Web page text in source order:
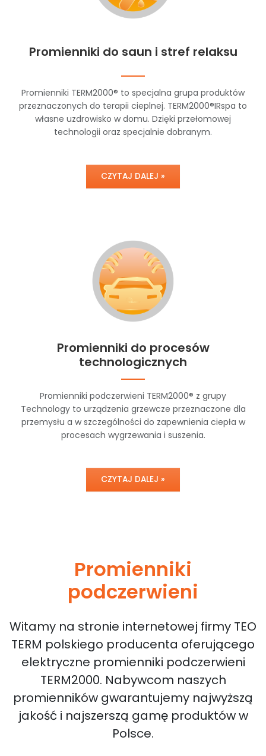
Promienniki do saun i stref relaksu
Promienniki TERM2000® to specjalna grupa produktów
przeznaczonych do terapii cieplnej. TERM2000®IRspa to
własne uzdrowisko w domu. Dzięki przełomowej
technologii oraz specjalnie dobranym.
CZYTAJ DALEJ »
Promienniki do procesów
technologicznych
Promienniki podczerwieni TERM2000® z grupy
Technology to urządzenia grzewcze przeznaczone dla
przemysłu a w szczególności do zapewnienia ciepła w
procesach wygrzewania i suszenia.
CZYTAJ DALEJ »
Promienniki
podczerwieni
Witamy na stronie internetowej firmy TEO
TERM polskiego producenta oferującego
elektryczne promienniki podczerwieni
TERM2000. Nabywcom naszych
promienników gwarantujemy najwyższą
jakość i najszerszą gamę produktów w
Polsce.